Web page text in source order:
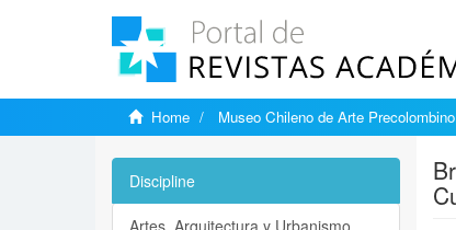
Home Museo Chileno de Arte Precolombino
Discipline
Artes, Arquitectura y Urbanismo